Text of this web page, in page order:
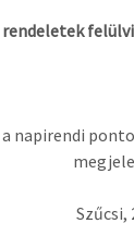
a napirendi
Szűcsi,